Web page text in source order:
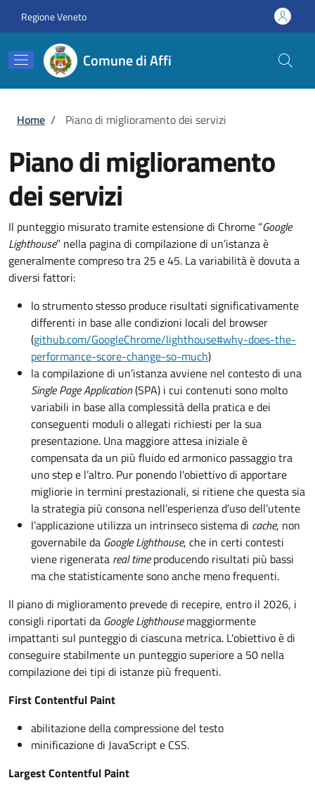
Regione Veneto
Comune di Affi
Briciole di pane
Home / Piano di miglioramento dei servizi
Piano di miglioramento
dei servizi
Il punteggio misurato tramite estensione di Chrome “Google
Lighthouse” nella pagina di compilazione di un’istanza è
generalmente compreso tra 25 e 45. La variabilità è dovuta a
diversi fattori:
lo strumento stesso produce risultati significativamente
differenti in base alle condizioni locali del browser
(github.com/GoogleChrome/lighthouse#why-does-the-
performance-score-change-so-much)
la compilazione di un’istanza avviene nel contesto di una
Single Page Application(SPA) i cui contenuti sono molto
variabili in base alla complessità della pratica e dei
conseguenti moduli o allegati richiesti per la sua
presentazione. Una maggiore attesa iniziale è
compensata da un più fluido ed armonico passaggio tra
uno step e l’altro. Pur ponendo l'obiettivo di apportare
migliorie in termini prestazionali, si ritiene che questa sia
la strategia più consona nell’esperienza d’uso dell’utente
l’applicazione utilizza un intrinseco sistema di cache, non
governabile da Google Lighthouse, che in certi contesti
viene rigenerata real timeproducendo risultati più bassi
ma che statisticamente sono anche meno frequenti.
Il piano di miglioramento prevede di recepire, entro il 2026, i
consigli riportati da Google Lighthousemaggiormente
impattanti sul punteggio di ciascuna metrica. L'obiettivo è di
conseguire stabilmente un punteggio superiore a 50 nella
compilazione dei tipi di istanze più frequenti.
First Contentful Paint
abilitazione della compressione del testo
minificazione di JavaScript e CSS.
Largest Contentful Paint